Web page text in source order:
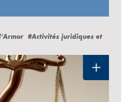
#Activités juridiques et